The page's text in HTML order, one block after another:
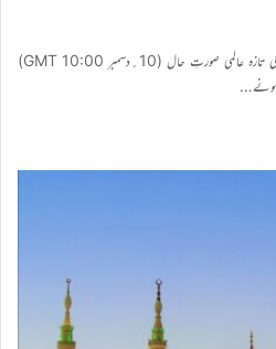
(اہم عالمی خبروں کا خلاصہ) Covid-19 کی تازہ عالمی صورتِ حال (10؍دسمبر 10:00 GMT)